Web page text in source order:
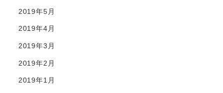
2019年5月
2019年4月
2019年3月
2019年2月
2019年1月